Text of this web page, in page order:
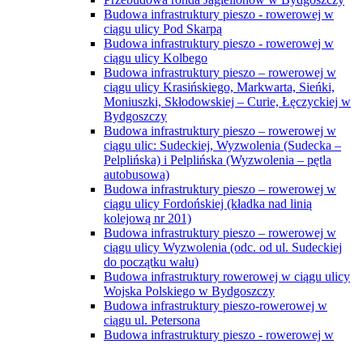
Budowa infrastruktury pieszo - rowerowej w
ciągu ulicy Pod Skarpą
Budowa infrastruktury pieszo - rowerowej w
ciągu ulicy Kolbego
Budowa infrastruktury pieszo – rowerowej w
ciągu ulicy Krasińskiego, Markwarta, Sieńki,
Moniuszki, Skłodowskiej – Curie, Łęczyckiej w
Bydgoszczy
Budowa infrastruktury pieszo – rowerowej w
ciągu ulic: Sudeckiej, Wyzwolenia (Sudecka –
Pelplińska) i Pelplińska (Wyzwolenia – pętla
autobusowa)
Budowa infrastruktury pieszo – rowerowej w
ciągu ulicy Fordońskiej (kładka nad linią
kolejową nr 201)
Budowa infrastruktury pieszo – rowerowej w
ciągu ulicy Wyzwolenia (odc. od ul. Sudeckiej
do początku wału)
Budowa infrastruktury rowerowej w ciągu ulicy
Wojska Polskiego w Bydgoszczy
Budowa infrastruktury pieszo-rowerowej w
ciągu ul. Petersona
Budowa infrastruktury pieszo - rowerowej w